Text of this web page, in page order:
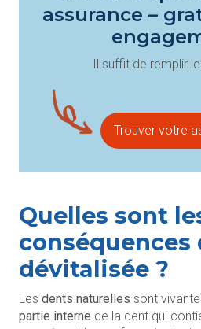
assurance –
Il suffit de remplir
Trouver votre
Quelles sont
conséquences
dévitalisée ?
Les dents naturelles sont
partie interne de la dent qui